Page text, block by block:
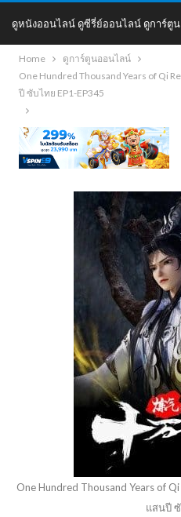
ดูหนังออนไลน์ ดูซีรี่ย์ออนไลน์ ดูการ์ตูน
DoDoNung
Home
ดูการ์ตูนออนไลน์
One Hundred Thousand Years of Qi
ปี ซับไทย EP1-EP345
One Hundred Thousand Years of
แสนปี